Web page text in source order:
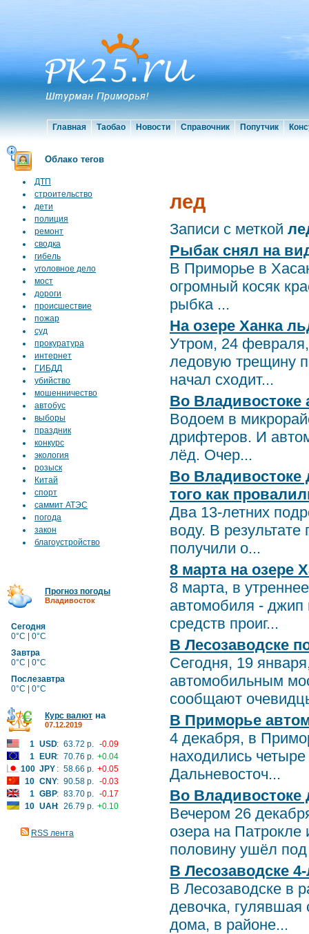
Главная Таобао Новости Справочник Попутчик
Облако тегов
ДТП
строительство
дети
полиция
ремонт
сводка
гибель
уголовное дело
мост
дороги
происшествие
пожар
суд
прокуратура
интернет
ГИБДД
убийство
мошенничество
автобус
выборы
праздник
конкурс
экология
розыск
Китай
спорт
саммит АТЭС
погода
закон
благоустройство
Прогноз погоды
Владивосток
Сегодня
0°C | 0°C
Завтра
0°C | 0°C
Послезавтра
0°C | 0°C
Курс валют на
07.12.2019
1 USD: 63.72 р. -0.09
1
EUR: 70.76 р. +0.04
100 JPY : 58.66 р. +0.05
10 CNY: 90.58 р. -0.03
1 GBP: 83.70 р. -0.17
10 UAH: 26.79 р. +0.10
RSS лента
лед
Записи с меткой
Рыбак снял на
В Приморье в
огромный косяк
рыбка ...
На озере Ханка
Утром, 24
ледовую трещину
начал сходит...
Во Владивостоке
Водоем в
дрифтеров. И
лёд. Очер...
Во Владивостоке
того как
Два 13-летних
воду. В
получили о...
8 марта на озере
8 марта, в
автомобиля - джип
средств проиг...
В Лесозаводске
Сегодня, 19
автомобильным
сообщают
В Приморье
4 декабря, в
находились
Дальневосточ...
Во Владивостоке
Вечером 26
озера на
половину ушёл
В Лесозаводске
В Лесозаводске в
девочка, гулявшая
дома, в районе...